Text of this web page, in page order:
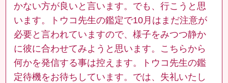
かない方が良いと言います。でも、行こうと思
います。トウコ先生の鑑定で10月はまだ注意が
必要と言われていますので、様子をみつつ静か
に彼に合わせてみようと思います。こちらから
何かを発信する事は控えます。トウコ先生の鑑
定待機をお待ちしています。では、失礼いたし